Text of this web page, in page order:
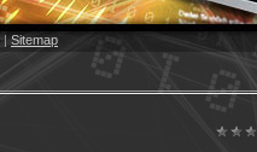
|Sitemap